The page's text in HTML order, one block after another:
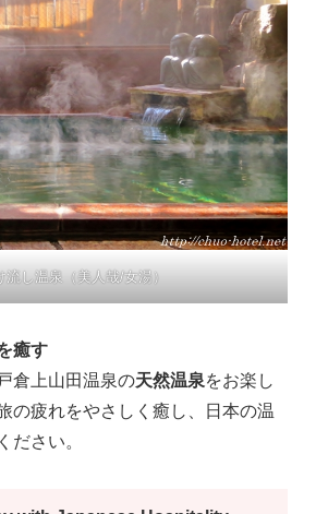
流し温泉（美人哉/女湯）
癒す
倉上山田温泉の天然温泉をお楽し
の疲れをやさしく癒し、日本の温
ださい。